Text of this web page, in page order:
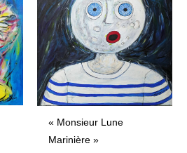
« Monsieur Lune
Marinière »